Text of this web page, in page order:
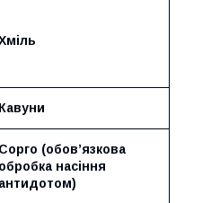
Кавуни
Сорго (обов’язкова
обробка насіння
антидотом)